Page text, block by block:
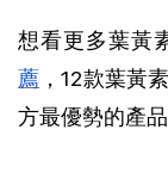
想看更多葉黃
薦 ，12款葉黃
方最優勢的產品